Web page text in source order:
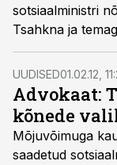
sotsiaalministri
Tsahkna ja temaga seotud firma Balti Radiodiagnostika
üle.
UUDISED01.02.12,
Advokaat:
kõnede
Mõjuvõimuga
saadetud